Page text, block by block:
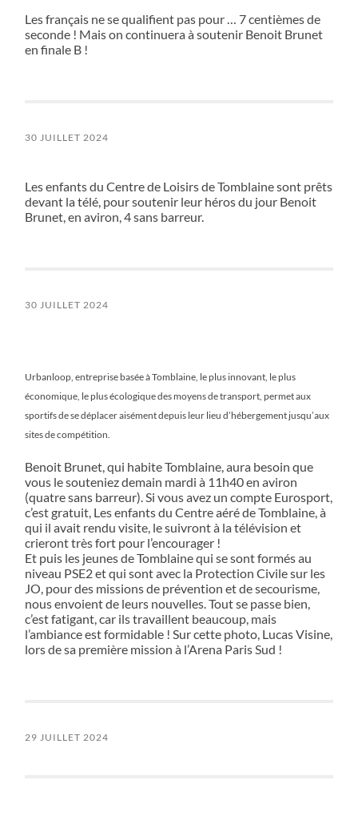
Les français ne se qualifient pas pour … 7 centièmes de
seconde ! Mais on continuera à soutenir Benoit Brunet
en finale B !
30 JUILLET 2024
Les enfants du Centre de Loisirs de Tomblaine sont prêts
devant la télé, pour soutenir leur héros du jour Benoit
Brunet, en aviron, 4 sans barreur.
30 JUILLET 2024
Urbanloop, entreprise basée à Tomblaine, le plus innovant, le plus
économique, le plus écologique des moyens de transport, permet aux
sportifs de se déplacer aisément depuis leur lieu d’hébergement jusqu’aux
sites de compétition.
Benoit Brunet, qui habite Tomblaine, aura besoin que
vous le souteniez demain mardi à 11h40 en aviron
(quatre sans barreur). Si vous avez un compte Eurosport,
c’est gratuit, Les enfants du Centre aéré de Tomblaine, à
qui il avait rendu visite, le suivront à la télévision et
crieront très fort pour l’encourager !
Et puis les jeunes de Tomblaine qui se sont formés au
niveau PSE2 et qui sont avec la Protection Civile sur les
JO, pour des missions de prévention et de secourisme,
nous envoient de leurs nouvelles. Tout se passe bien,
c’est fatigant, car ils travaillent beaucoup, mais
l’ambiance est formidable ! Sur cette photo, Lucas Visine,
lors de sa première mission à l’Arena Paris Sud !
29 JUILLET 2024